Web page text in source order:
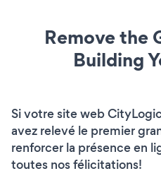
Remove the
Building
Si votre site web
avez relevé le premier
renforcer la présence en
toutes nos félicitations!